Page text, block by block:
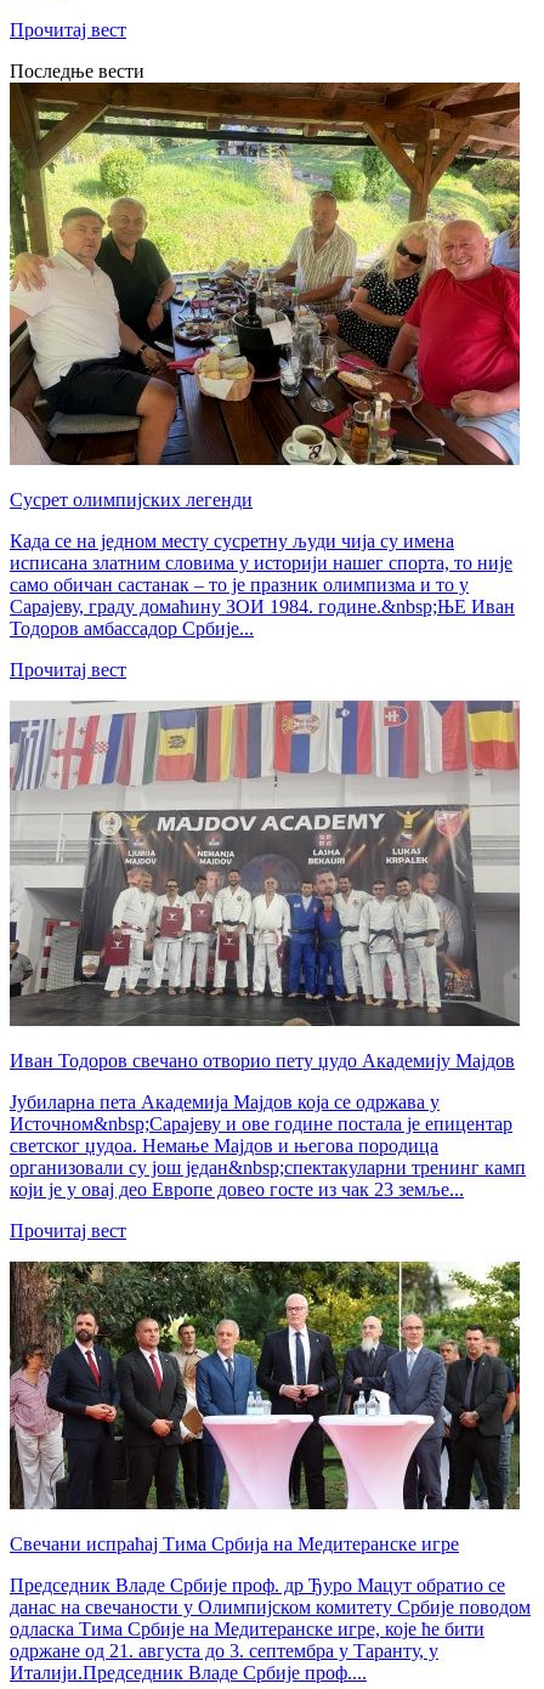
Прочитај вест
Последње вести
Сусрет олимпијских легенди
Када се на једном месту сусретну људи чија су имена
исписана златним словима у историји нашег спорта, то није
само обичан састанак – то је празник олимпизма и то у
Сарајеву, граду домаћину ЗОИ 1984. године.&nbsp;ЊЕ Иван
Тодоров амбассадор Србије...
Прочитај вест
Иван Тодоров свечано отворио пету џудо Академију Мајдов
Јубиларна пета Академија Мајдов која се одржава у
Источном&nbsp;Сарајеву и ове године постала је епицентар
светског џудоа. Немање Мајдов и његова породица
организовали су још један&nbsp;спектакуларни тренинг камп
који је у овај део Европе довео госте из чак 23 земље...
Прочитај вест
Свечани испраћај Тима Србија на Медитеранске игре
Председник Владе Србије проф. др Ђуро Мацут обратио се
данас на свечаности у Олимпијском комитету Србије поводом
одласка Тима Србије на Медитеранске игре, које ће бити
одржане од 21. августа до 3. септембра у Таранту, у
Италији.Председник Владе Србије проф....